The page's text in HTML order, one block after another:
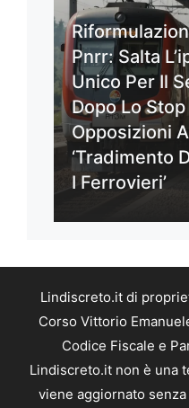
Pnrr: Salta
Unico Per Il
Dopo Lo Stop
Opposizioni
‘Tradimento
I Ferrovieri’
Lindiscreto.it di
Corso Vittorio
Codice Fiscale e
Lindiscreto.it non è una
viene aggiornato